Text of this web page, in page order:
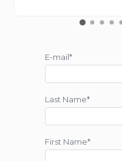
E-mail*
Last Name*
First Name*